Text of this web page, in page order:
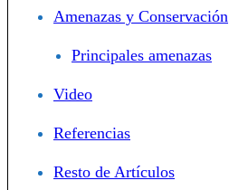
Amenazas y Conservación
Principales amenazas
Video
Referencias
Resto de Artículos